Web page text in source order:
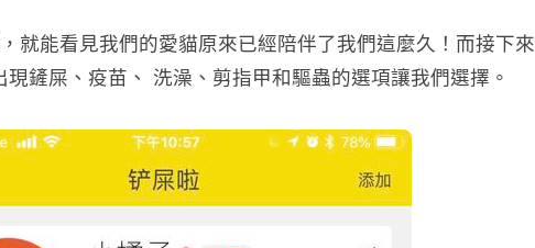
就能看見我們的愛貓原來已經陪伴了我們這麼久！而接下來
鏟屎、疫苗、 洗澡、剪指甲和驅蟲的選項讓我們選擇。